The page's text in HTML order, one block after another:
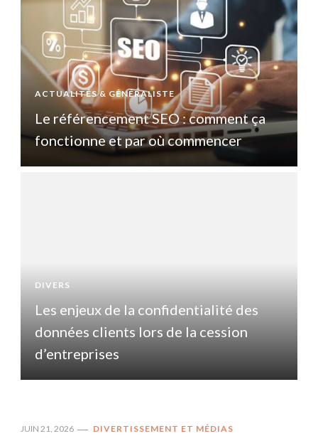
ACTUALITÉS & GÉNÉRALISTE
Le référencement SEO : comment ça
fonctionne et par où commencer
DIVERS
Les enjeux de la confidentialité des
données clients lors de la cession
d’entreprises
JUIN 21, 2026 DIVERTISSEMENT ET MÉDIAS